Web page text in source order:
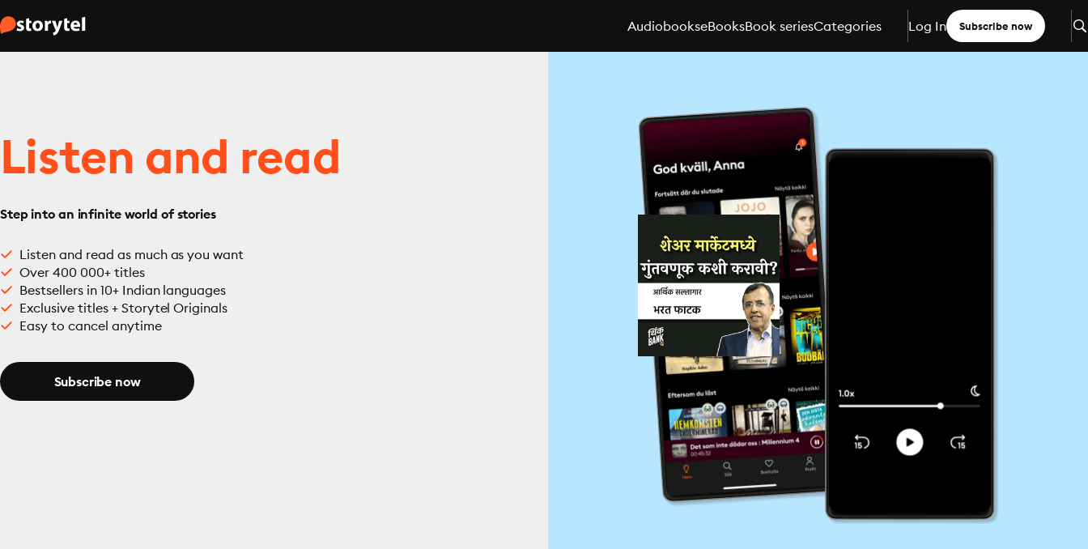
AudiobookseBooksBook seriesCategories Log In Subscribe now
Listen and read
Step into an infinite world of stories
Listen and read as much as you want
Over 400 000+ titles
Bestsellers in 10+ Indian languages
Exclusive titles + Storytel Originals
Easy to cancel anytime
Subscribe now